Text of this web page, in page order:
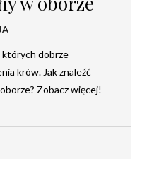
których dobrze
krów. Jak znaleźć
Zobacz więcej!